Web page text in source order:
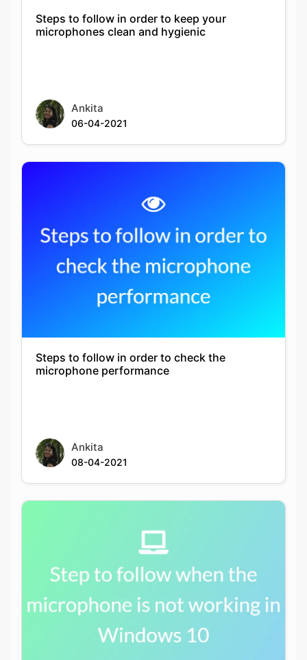
Steps to follow in order to keep your
microphones clean and hygienic
Ankita
06-04-2021
Steps to follow in order to check the
microphone performance
Ankita
08-04-2021